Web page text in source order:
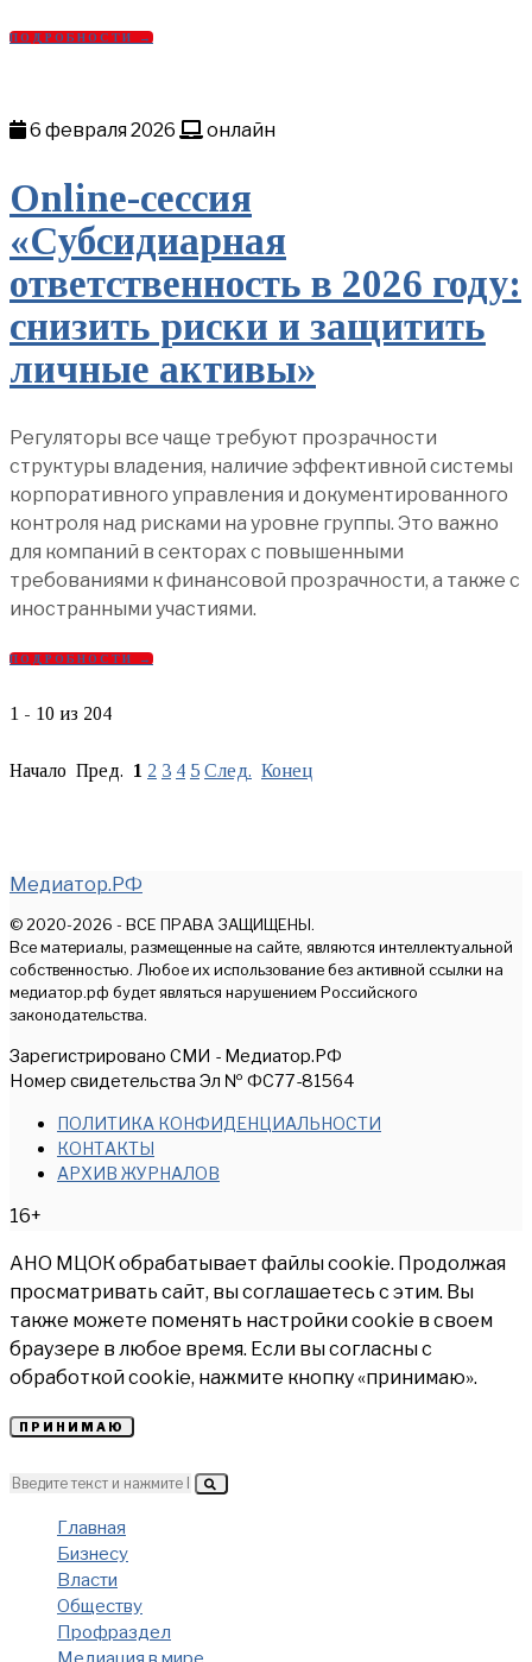
ПОДРОБНОСТИ →
6 февраля 2026 онлайн
Online-сессия
«Субсидиарная
ответственность в 2026 году:
снизить риски и защитить
личные активы»
Регуляторы все чаще требуют прозрачности
структуры владения, наличие эффективной системы
корпоративного управления и документированного
контроля над рисками на уровне группы. Это важно
для компаний в секторах с повышенными
требованиями к финансовой прозрачности, а также с
иностранными участиями.
ПОДРОБНОСТИ →
1 - 10 из 204
Начало Пред. 1 2 3 4 5 След. Конец
Медиатор.РФ
© 2020-2026 - ВСЕ ПРАВА ЗАЩИЩЕНЫ.
Все материалы, размещенные на сайте, являются интеллектуальной
собственностью. Любое их использование без активной ссылки на
медиатор.рф будет являться нарушением Российского
законодательства.
Зарегистрировано СМИ - Медиатор.РФ
Номер свидетельства Эл № ФС77-81564
ПОЛИТИКА КОНФИДЕНЦИАЛЬНОСТИ
КОНТАКТЫ
АРХИВ ЖУРНАЛОВ
16+
АНО МЦОК обрабатывает файлы cookie. Продолжая
просматривать сайт, вы соглашаетесь с этим. Вы
также можете поменять настройки cookie в своем
браузере в любое время. Если вы согласны с
обработкой cookie, нажмите кнопку «принимаю».
ПРИНИМАЮ
Главная
Бизнесу
Власти
Обществу
Профраздел